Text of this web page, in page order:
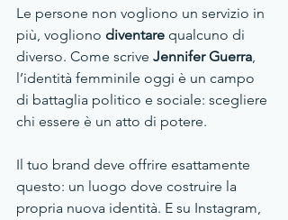
Le persone non vogliono un servizio in
più, vogliono diventare qualcuno di
diverso. Come scrive Jennifer Guerra,
l’identità femminile oggi è un campo
di battaglia politico e sociale: scegliere
chi essere è un atto di potere.
Il tuo brand deve offrire esattamente
questo: un luogo dove costruire la
propria nuova identità. E su Instagram,